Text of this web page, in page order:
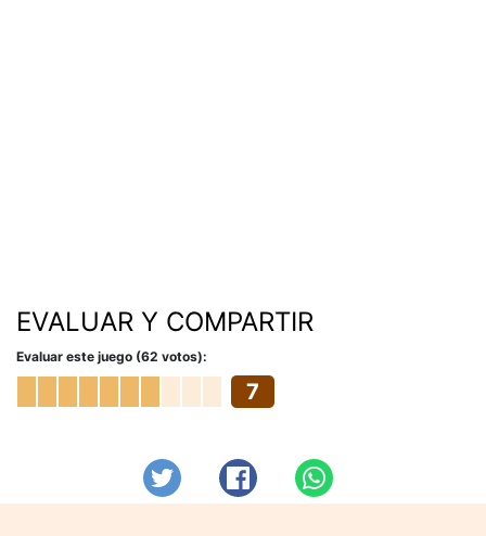
EVALUAR Y COMPARTIR
Evaluar este juego (62 votos):
7